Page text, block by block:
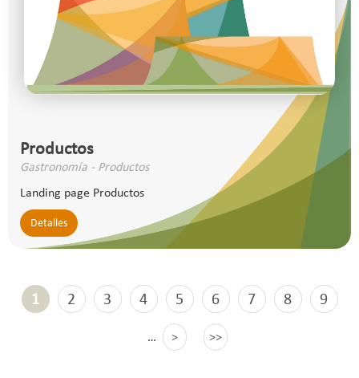
Productos
Gastronomía - Productos
Landing page Productos
Detalles
PÁGINAS
1 2 3 4 5 6 7 8 9
… > >>